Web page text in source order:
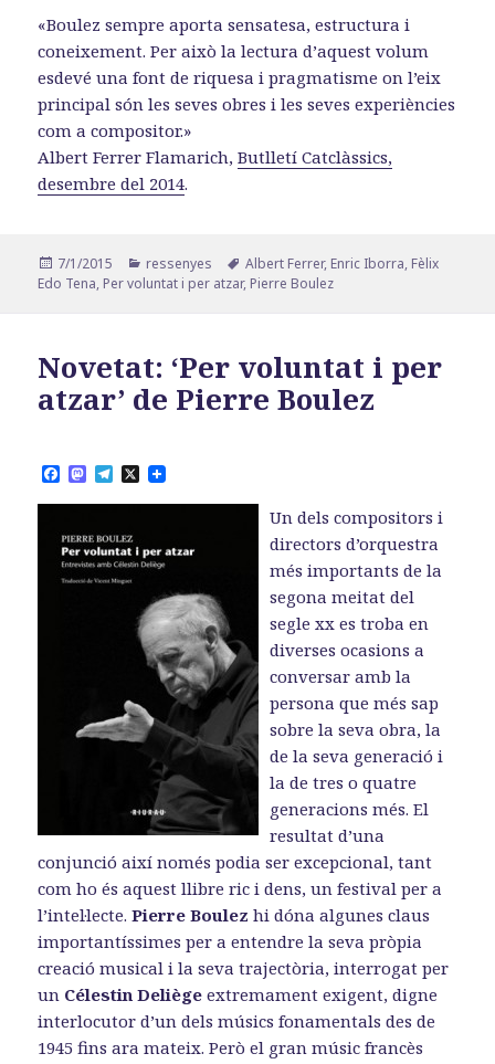
«Boulez sempre aporta sensatesa, estructura i
coneixement. Per això la lectura d’aquest volum
esdevé una font de riquesa i pragmatisme on l’eix
principal són les seves obres i les seves experiències
com a compositor.»
Albert Ferrer Flamarich,Butlletí Catclàssics,
desembre del 2014.
Publicat
el
7/1/2015 Categories
ressenyes Etiquetes
Albert Ferrer, Enric Iborra, Fèlix
Edo Tena, Per voluntat i per atzar, Pierre Boulez
Novetat: ‘Per voluntat i per
atzar’ de Pierre Boulez
F
c
b
o
o
M
s
o
d
o
T
l
g
r
a
X
Un dels compositors i
directors d’orquestra
més importants de la
segona meitat del
segle xx es troba en
diverses ocasions a
conversar amb la
persona que més sap
sobre la seva obra, la
de la seva generació i
la de tres o quatre
generacions més. El
resultat d’una
conjunció així només podia ser excepcional, tant
com ho és aquest llibre ric i dens, un festival per a
l’intel·lecte.Pierre Boulez hi dóna algunes claus
importantíssimes per a entendre la seva pròpia
creació musical i la seva trajectòria, interrogat per
un Célestin Deliège extremament exigent, digne
interlocutor d’un dels músics fonamentals des de
1945 fins ara mateix. Però el gran músic francès